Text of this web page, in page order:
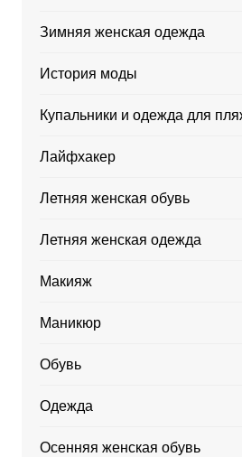
Зимняя женская одежда
История моды
Купальники и одежда для
Лайфхакер
Летняя женская обувь
Летняя женская одежда
Макияж
Маникюр
Обувь
Одежда
Осенняя женская обувь